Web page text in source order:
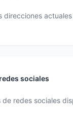
direcciones
sociales
de redes sociales